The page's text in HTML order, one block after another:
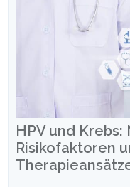
HPV und
Risikofaktoren